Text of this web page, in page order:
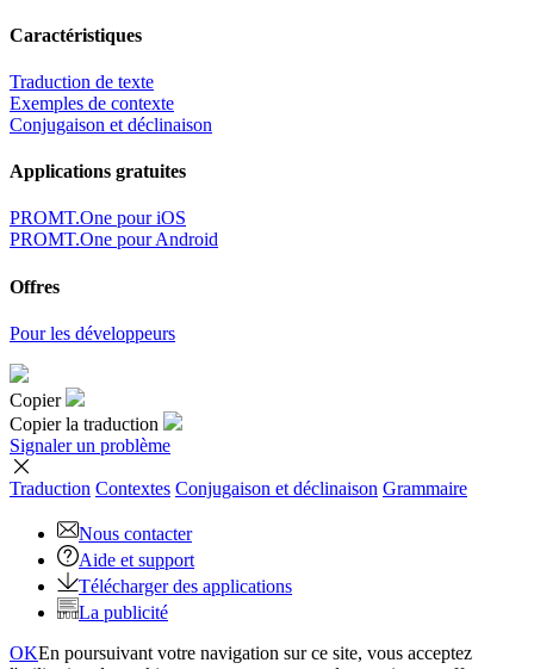
Caractéristiques
Traduction de texte
Exemples de contexte
Conjugaison et déclinaison
Applications gratuites
PROMT.One pour iOS
PROMT.One pour Android
Offres
Pour les développeurs
Copier
Copier la traduction
Signaler un problème
Traduction Contextes Conjugaison et déclinaison Grammaire
Nous contacter
Aide et support
Télécharger des applications
La publicité
OKEn poursuivant votre navigation sur ce site, vous acceptez